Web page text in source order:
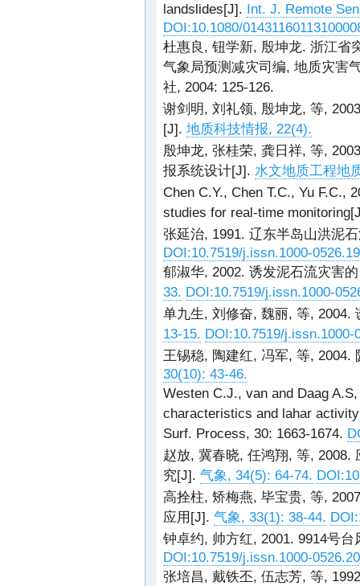
landslides[J]. Int. J. Remote
DOI:10.1080/
杜惠良, 钮学新, 殷坤龙. 浙江省
气象局预测减灾司编, 地质灾害
社, 2004: 125-126.
谢剑明, 刘礼领, 殷坤龙, 等,
[J]. 地质科技情报, 22(4).
殷坤龙, 张桂荣, 龚日祥, 等,
报系统设计[J]. 水文地质工程地
Chen C.Y., Chen T.C., Yu F.C.,
studies for real-time
张延治, 1991. 辽东半岛山洪泥
DOI:10.7519/j.issn.1000-
郁淑华, 2002. 诱发泥石流灾害
33. DOI:10.7519/j.issn.1000-
单九生, 刘修奋, 魏丽, 等,
13-15. DOI:10.7519/j.issn.1000-
王锡稳, 陶建红, 冯军, 等, 2004.
30(10): 43-46.
Westen C.J., van and Daag
characteristics and lahar
Surf. Process, 30: 1663-1674.
赵放, 冀春晓, 任鸿翔, 等, 2008.
究[J]. 气象, 34(5): 64-74.
高拴柱, 矫梅燕, 毕宝贵, 等,
应用[J]. 气象, 33(1): 38-44.
钟卓约, 帅方红, 2001. 9914号
DOI:10.7519/j.issn.1000-
张培昌, 戴铁丕, 伍志芳, 等,